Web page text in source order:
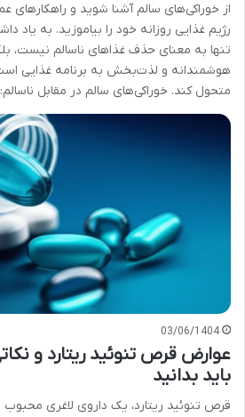
از خوراکی‌های سالم آشنا شوید و راهکارهای
رژیم غذایی روزانه خود را بیاموزید. به یاد
تنها به معنای حذف غذاهای ناسالم نیست،
هوشمندانه و لذت‌بخش به برنامه غذایی
متحول کند. خوراکی‌های سالم در مقابل
03/06/1404
عوارض قرص تنوئید ریتارد و
باید بدانید
قرص تنوئید ریتارد، یک داروی لاغری محبوب